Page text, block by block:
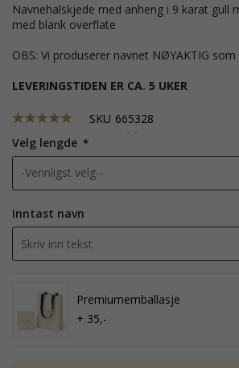
Navnehalskjede med anheng i 9 karat gull
med blank overflate
OBS: Vi produserer navnet NØYAKTIG
LEVERINGSTIDEN ER CA. 5 UKER
SKU 665328
Velg lengde
Inntast navn
Premiumemballasje
+ 35,-